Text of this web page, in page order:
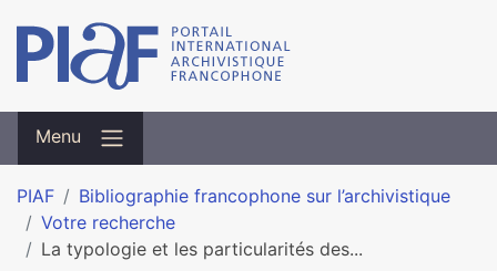
Menu
PIAF
Bibliographie francophone sur l’archivistique
Votre recherche
La typologie et les particularités des...